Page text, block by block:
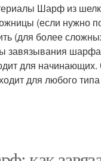
Шарф из
(если нужно
(для более
завязывания шарфа
для начинающих.
для любого